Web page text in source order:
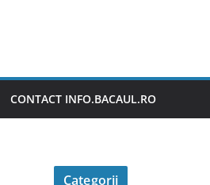
CONTACT INFO.BACAUL.RO
Categorii